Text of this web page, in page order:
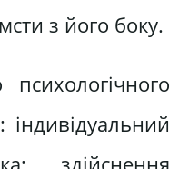
з його боку.
індивідуальний